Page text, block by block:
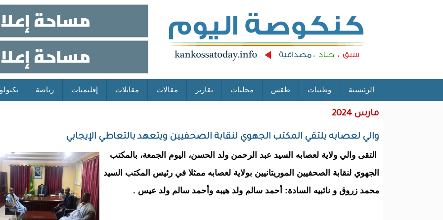
الرئيسية وطنيات طقس محليات تقارير مقالات مقابلات إقليميات رياضة
مارس 2024
والي لعصابه يلتقي المكتب الجهوي لنقابة الصحفيين ويتعهد بالتعاطي الإيجابي
التقى والي ولاية لعصابه السيد عبد الرحمن ولد الحسن، اليوم الجمعة، بالمكتب
الجهوي لنقابة الصحفيين الموريتانيين بولاية لعصابه ممثلا في رئيس المكتب السيد
محمد زروق و نائبيه السادة: أحمد سالم ولد هيبه وأحمد سالم ولد عيس .